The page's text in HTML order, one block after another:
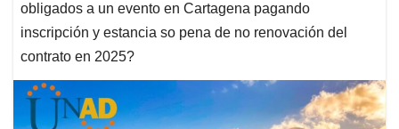
obligados a un evento en Cartagena pagando
inscripción y estancia so pena de no renovación del
contrato en 2025?